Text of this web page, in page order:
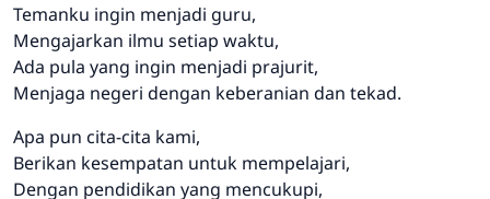
Temanku ingin menjadi guru,
Mengajarkan ilmu setiap waktu,
Ada pula yang ingin menjadi prajurit,
Menjaga negeri dengan keberanian dan tekad.
Apa pun cita-cita kami,
Berikan kesempatan untuk mempelajari,
Dengan pendidikan yang mencukupi,